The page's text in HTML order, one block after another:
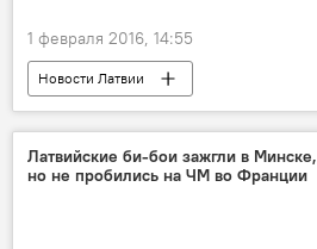
1 февраля 2016, 14:55
Новости Латвии
Латвийские би-бои зажгли в Минске,
но не пробились на ЧМ во Франции